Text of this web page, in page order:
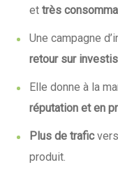
et très
Une campagne
retour sur
Elle donne à la
réputation et en
Plus de trafic
produit.